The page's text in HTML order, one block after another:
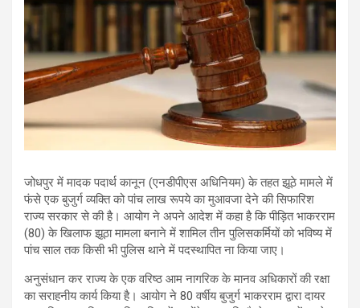
जोधपुर में मादक पदार्थ कानून (एनडीपीएस अधिनियम) के तहत झूठे मामले में
फंसे एक बुजुर्ग व्यक्ति को पांच लाख रूपये का मुआवजा देने की सिफारिश
राज्य सरकार से की है। आयोग ने अपने आदेश में कहा है कि पीड़ित भाकरराम
(80) के खिलाफ झूठा मामला बनाने में शामिल तीन पुलिसकर्मियों को भविष्य में
पांच साल तक किसी भी पुलिस थाने में पदस्थापित ना किया जाए।
अनुसंधान कर राज्य के एक वरिष्ठ आम नागरिक के मानव अधिकारों की रक्षा
का सराहनीय कार्य किया है। आयोग ने 80 वर्षीय बुजुर्ग भाकरराम द्वारा दायर